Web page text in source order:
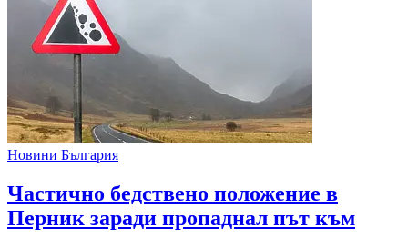
Новини България
Частично бедствено положение в
Перник заради пропаднал път към